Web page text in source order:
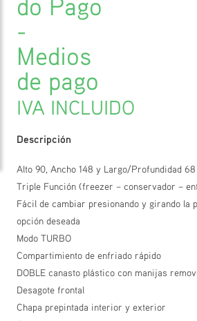
IVA INCLUIDO
Descripción
Alto 90, Ancho 148 y Largo/Profundidad
Triple Función (freezer – conservador –
Fácil de cambiar presionando y girando la
opción deseada
Modo TURBO
Compartimiento de enfriado rápido
DOBLE canasto plástico con manijas
Desagote frontal
Chapa prepintada interior y exterior